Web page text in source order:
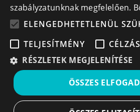
A feliratkozással elfogadom a
és Adatvédelmi szabályzatokat
Leiratkozás
© All rights reserved |
szabályzatunknak megfelelően.
ELENGEDHETETLENÜL
TELJESÍTMÉNY
CÉLZÁS
RÉSZLETEK MEGJELENÍTÉSE
ÖSSZES